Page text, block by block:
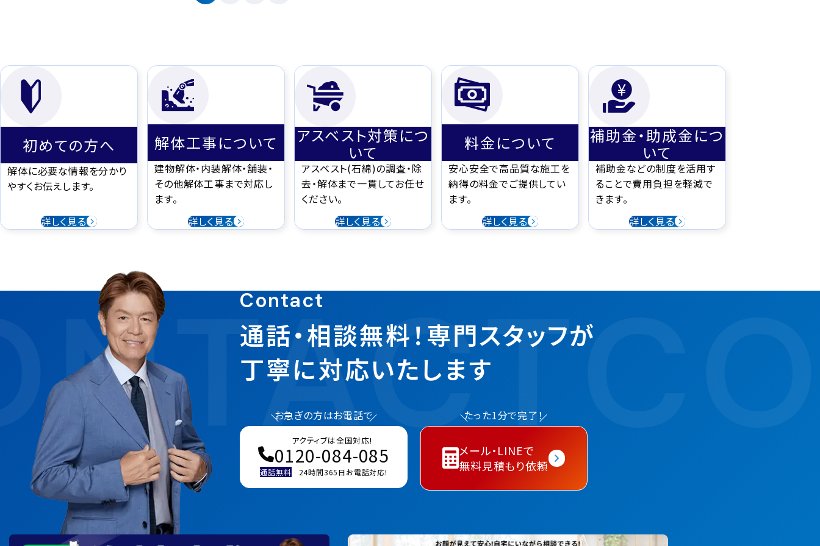
初めての方へ
解体に必要な情報を分かり
やすくお伝えします。
詳しく見る
解体工事について
建物解体・内装解体・舗装・
その他解体工事まで対応し
ます。
詳しく見る
アスベスト対策につ
いて
アスベスト(石綿)の調査・除
去・解体まで一貫してお任せ
ください。
詳しく見る
料金について
安心安全で高品質な施工を
納得の料金でご提供してい
ます。
詳しく見る
補助金・助成金につ
いて
補助金などの制度を活用す
ることで費用負担を軽減で
きます。
詳しく見る
Contact
通話・相談無料！専門スタッフが
丁寧に対応いたします
お急ぎの方はお電話で
アクティブは全国対応!
0120-084-085
通話無料 24時間365日お電話対応!
たった1分で完了！
メール・LINEで
無料見積もり依頼